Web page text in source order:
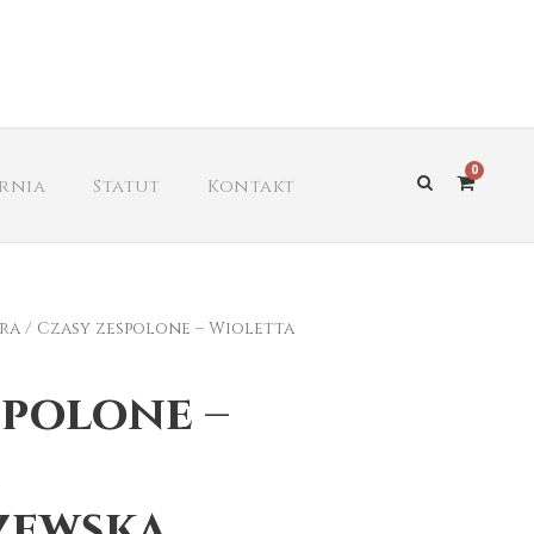
Statut Kontakt
0
/ Czasy zespolone – Wioletta
–